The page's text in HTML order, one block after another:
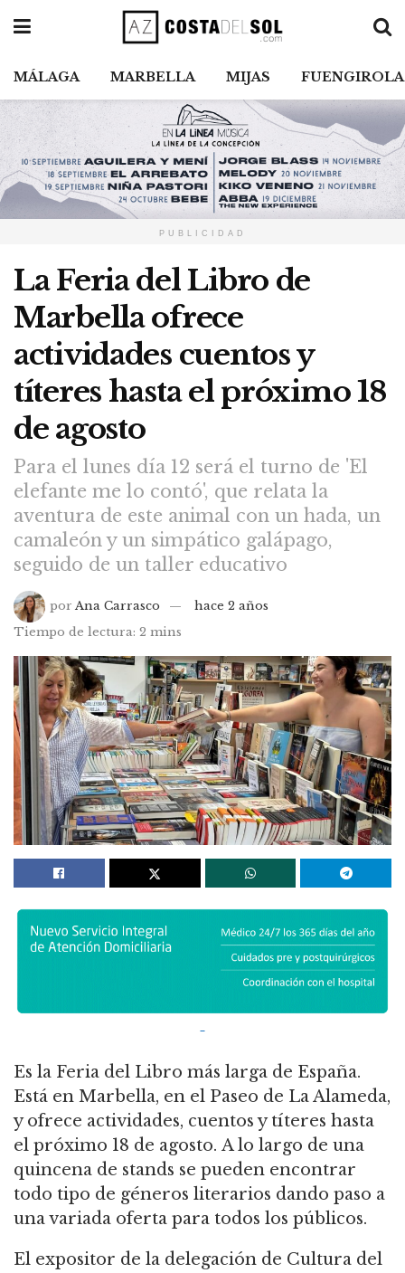
MÁLAGA MARBELLA MIJAS FUENGIROLA
PUBLICIDAD
La Feria del Libro de
Marbella ofrece
actividades cuentos y
títeres hasta el próximo 18
de agosto
Para el lunes día 12 será el turno de 'El
elefante me lo contó', que relata la
aventura de este animal con un hada, un
camaleón y un simpático galápago,
seguido de un taller educativo
por Ana Carrasco
hace 2 años
Tiempo de lectura: 2 mins
Es la Feria del Libro más larga de España.
Está en Marbella, en el Paseo de La Alameda,
y ofrece actividades, cuentos y títeres hasta
el próximo 18 de agosto. A lo largo de una
quincena de stands se pueden encontrar
todo tipo de géneros literarios dando paso a
una variada oferta para todos los públicos.
El expositor de la delegación de Cultura del